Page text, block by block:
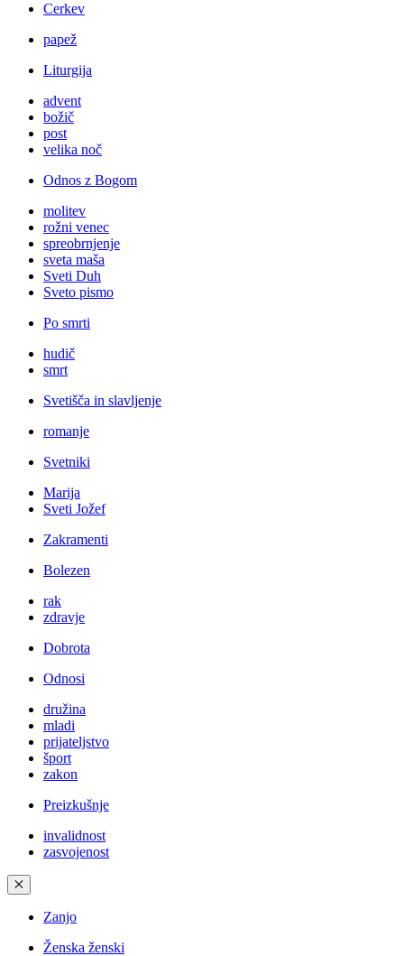
Cerkev
papež
Liturgija
advent
božič
post
velika noč
Odnos z Bogom
molitev
rožni venec
spreobrnjenje
sveta maša
Sveti Duh
Sveto pismo
Po smrti
hudič
smrt
Svetišča in slavljenje
romanje
Svetniki
Marija
Sveti Jožef
Zakramenti
Bolezen
rak
zdravje
Dobrota
Odnosi
družina
mladi
prijateljstvo
šport
zakon
Preizkušnje
invalidnost
zasvojenost
✕
Zanjo
Ženska ženski